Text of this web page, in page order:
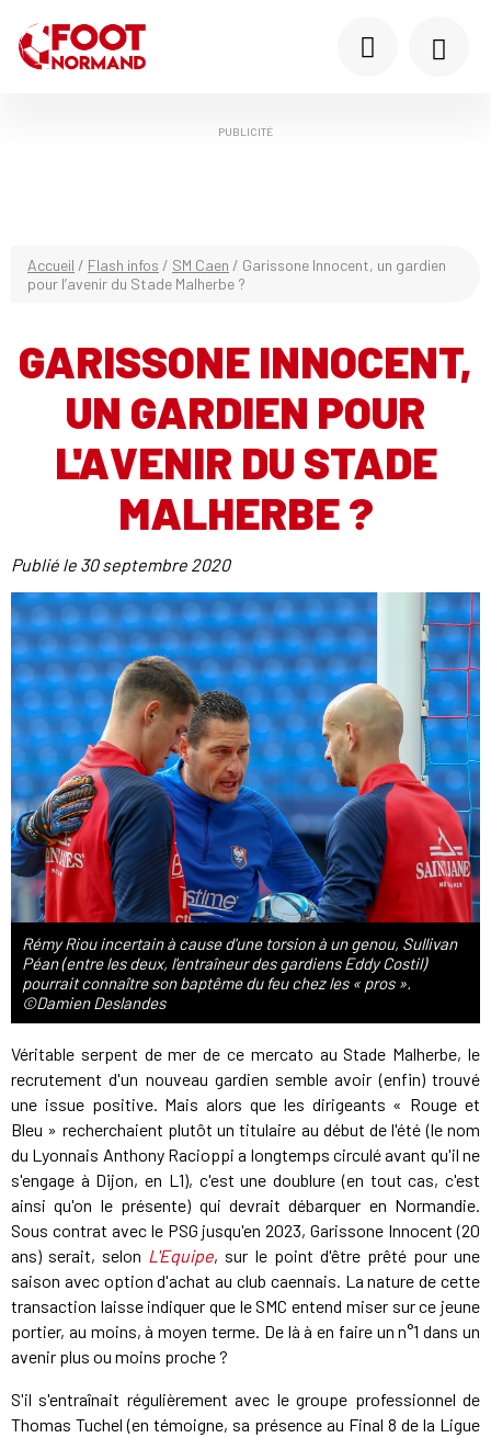
PUBLICITÉ
Accueil / Flash infos / SM Caen / Garissone Innocent, un gardien
pour l’avenir du Stade Malherbe ?
GARISSONE INNOCENT,
UN GARDIEN POUR
L'AVENIR DU STADE
MALHERBE ?
Publié le 30 septembre 2020
Rémy Riou incertain à cause d'une torsion à un genou, Sullivan
Péan (entre les deux, l'entraîneur des gardiens Eddy Costil)
pourrait connaître son baptême du feu chez les « pros ».
©Damien Deslandes
Véritable serpent de mer de ce mercato au Stade Malherbe, le
recrutement d'un nouveau gardien semble avoir (enfin) trouvé
une issue positive. Mais alors que les dirigeants « Rouge et
Bleu » recherchaient plutôt un titulaire au début de l'été (le nom
du Lyonnais Anthony Racioppi a longtemps circulé avant qu'il ne
s'engage à Dijon, en L1), c'est une doublure (en tout cas, c'est
ainsi qu'on le présente) qui devrait débarquer en Normandie.
Sous contrat avec le PSG jusqu'en 2023, Garissone Innocent (20
ans) serait, selon L'Equipe, sur le point d'être prêté pour une
saison avec option d'achat au club caennais. La nature de cette
transaction laisse indiquer que le SMC entend miser sur ce jeune
portier, au moins, à moyen terme. De là à en faire un n°1 dans un
avenir plus ou moins proche ?
S'il s'entraînait régulièrement avec le groupe professionnel de
Thomas Tuchel (en témoigne, sa présence au Final 8 de la Ligue